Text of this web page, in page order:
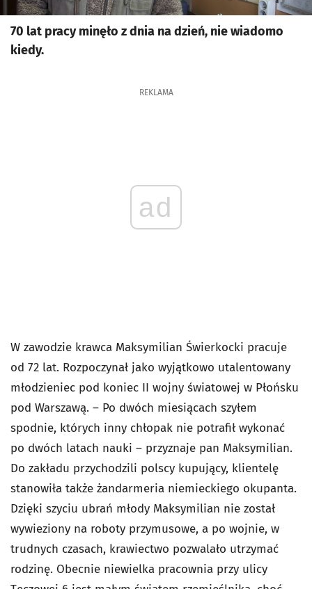
70 lat pracy minęło z dnia na dzień, nie wiadomo
kiedy.
REKLAMA
ad
W zawodzie krawca Maksymilian Świerkocki pracuje
od 72 lat. Rozpoczynał jako wyjątkowo utalentowany
młodzieniec pod koniec II wojny światowej w Płońsku
pod Warszawą. – Po dwóch miesiącach szyłem
spodnie, których inny chłopak nie potrafił wykonać
po dwóch latach nauki – przyznaje pan Maksymilian.
Do zakładu przychodzili polscy kupujący, klientelę
stanowiła także żandarmeria niemieckiego okupanta.
Dzięki szyciu ubrań młody Maksymilian nie został
wywieziony na roboty przymusowe, a po wojnie, w
trudnych czasach, krawiectwo pozwalało utrzymać
rodzinę. Obecnie niewielka pracownia przy ulicy